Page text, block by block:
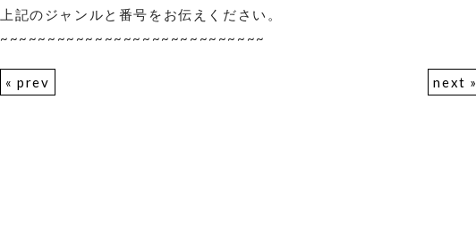
上記のジャンルと番号をお伝えください。
~~~~~~~~~~~~~~~~~~~~~~~~~~~~
« prev next »